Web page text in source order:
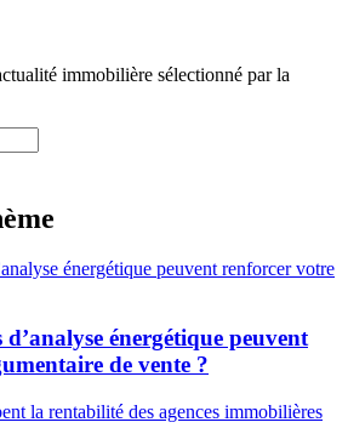
immobilière sélectionné par la
énergétique peuvent
de vente ?